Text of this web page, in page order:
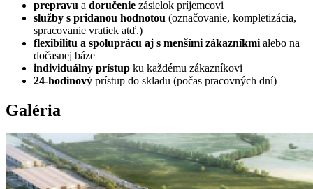
prepravu a doručenie zásielok príjemcovi
služby s pridanou hodnotou (označovanie, kompletizácia,
spracovanie vratiek atď.)
flexibilitu a spoluprácu aj s menšími zákazníkmi alebo na
dočasnej báze
individuálny prístup ku každému zákazníkovi
24-hodinový prístup do skladu (počas pracovných dní)
Galéria